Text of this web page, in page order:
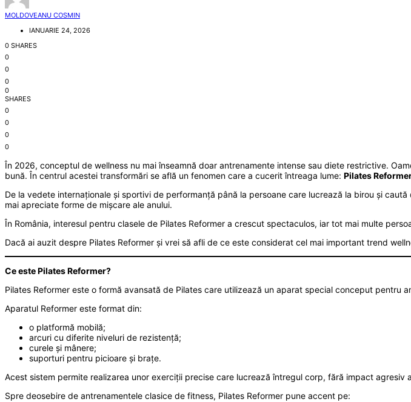
MOLDOVEANU COSMIN
IANUARIE 24, 2026
0 SHARES
0
0
0
0
SHARES
0
0
0
0
În 2026, conceptul de wellness nu mai înseamnă doar antrenamente intense sau diete restrictive.
bună. În centrul acestei transformări se află un fenomen care a cucerit întreaga lume: Pilates
De la vedete internaționale și sportivi de performanță până la persoane care lucrează la birou și
mai apreciate forme de mișcare ale anului.
În România, interesul pentru clasele de Pilates Reformer a crescut spectaculos, iar tot mai multe
Dacă ai auzit despre Pilates Reformer și vrei să afli de ce este considerat cel mai important trend
Ce este Pilates Reformer?
Pilates Reformer este o formă avansată de Pilates care utilizează un aparat special conceput pentru
Aparatul Reformer este format din:
o platformă mobilă;
arcuri cu diferite niveluri de rezistență;
curele și mânere;
suporturi pentru picioare și brațe.
Acest sistem permite realizarea unor exerciții precise care lucrează întregul corp, fără impact agresiv
Spre deosebire de antrenamentele clasice de fitness, Pilates Reformer pune accent pe: